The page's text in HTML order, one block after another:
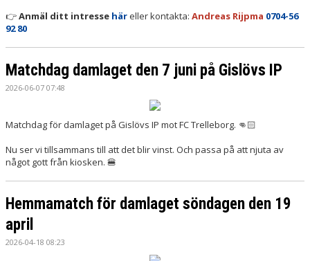
👉Anmäl ditt intresse häreller kontakta: Andreas Rijpma 0704-56
92 80
Matchdag damlaget den 7 juni på Gislövs IP
2026-06-07 07:48
Matchdag för damlaget på Gislövs IP mot FC Trelleborg. 👊🏻
Nu ser vi tillsammans till att det blir vinst. Och passa på att njuta av
något gott från kiosken. 🍔
Hemmamatch för damlaget söndagen den 19
april
2026-04-18 08:23